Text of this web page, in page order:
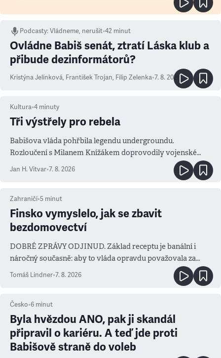
Podcasty:Vládneme, nerušit•42 minut
Ovládne Babiš senát, ztratí Láska klub a
přibude dezinformátorů?
Kristýna Jelínková, František Trojan, Filip Zelenka•7. 8. 2026
Kultura•4 minuty
Tři výstřely pro rebela
Babišova vláda pohřbila legendu undergroundu.
Rozloučení s Milanem Knížákem doprovodily vojenské
salvy i kritika pokrokářů
Jan H. Vitvar•7. 8. 2026
Zahraničí•5 minut
Finsko vymyslelo, jak se zbavit
bezdomovectví
DOBRÉ ZPRÁVY ODJINUD. Základ receptu je banální i
náročný současně: aby to vláda opravdu považovala za
prioritu
Tomáš Lindner•7. 8. 2026
Česko•6 minut
Byla hvězdou ANO, pak ji skandál
připravil o kariéru. A teď jde proti
Babišově straně do voleb